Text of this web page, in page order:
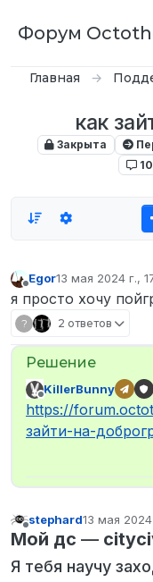
Форум
Главная
как
Закрыта
10
Egor13 мая 2024 г.,
отредактировано
я просто хочу
? 2 ответов
Не в сети
KillerBunny
https://
зайти-на-
Не в сети
stephard13 мая 2024
Мой дс —
Я тебя научу